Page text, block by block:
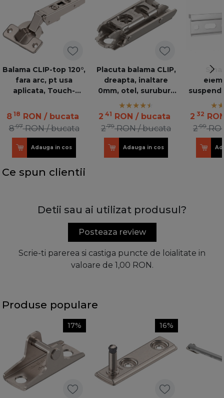
Balama CLIP-top 120°,
fara arc, pt usa
aplicata, Touch-
8 18 RON / bucata
897 RON / bucata
Adauga in cos
Placuta balama CLIP,
dreapta, inaltare
0mm, otel, suruburi,
Excentric, 175H3100
2 41 RON / bucata
279 RON / bucata
Adauga in cos
2 32
299
Ce spun clientii
Detii sau ai utilizat produsul?
Posteaza review
Scrie-ti parerea si castiga puncte de loialitate in
valoare de 1,00 RON.
Produse populare
17% 16%